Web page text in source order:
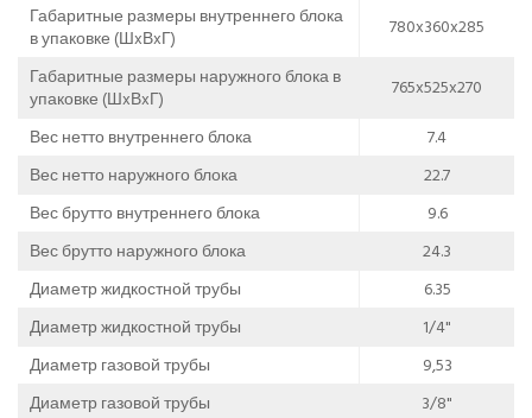
Габаритные размеры внутреннего блока
в упаковке (ШxВxГ)
780x360x285
Габаритные размеры наружного блока в
упаковке (ШxВxГ)
765x525x270
Вес нетто внутреннего блока
7.4
Вес нетто наружного блока
22.7
Вес брутто внутреннего блока
9.6
Вес брутто наружного блока
24.3
Диаметр жидкостной трубы
6.35
Диаметр жидкостной трубы
1/4"
Диаметр газовой трубы
9,53
Диаметр газовой трубы
3/8"